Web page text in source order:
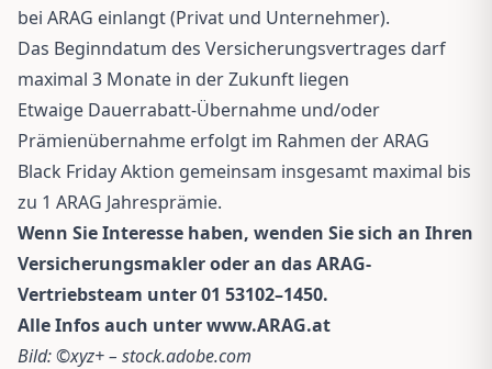
bei ARAG einlangt (Privat und Unternehmer).
Das Beginndatum des Versicherungsvertrages darf
maximal 3 Monate in der Zukunft liegen
Etwaige Dauerrabatt-Übernahme und/oder
Prämienübernahme erfolgt im Rahmen der ARAG
Black Friday Aktion gemeinsam insgesamt maximal bis
zu 1 ARAG Jahresprämie.
Wenn Sie Interesse haben, wenden Sie sich an Ihren
Versicherungsmakler oder an das ARAG-
Vertriebsteam unter 01 53102–1450.
Alle Infos auch unterwww.ARAG.at
Bild: ©xyz+ – stock.adobe.com